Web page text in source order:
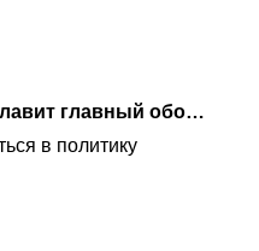
1,2 миллиона, не считая бонусов: Гилад Эрдан возглавит главный оборонный концерн Израиля
в политику